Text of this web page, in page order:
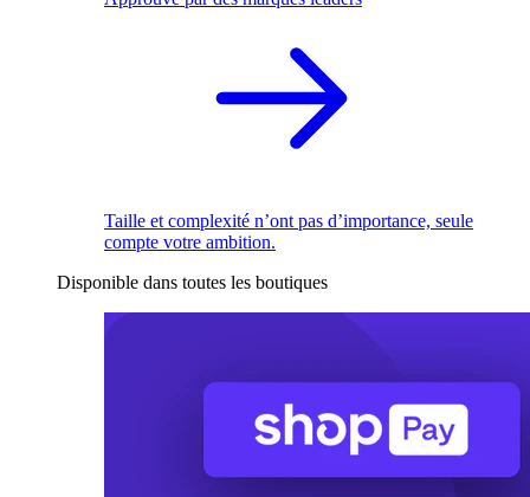
Taille et complexité n’ont pas d’importance, seule
compte votre ambition.
Disponible dans toutes les boutiques